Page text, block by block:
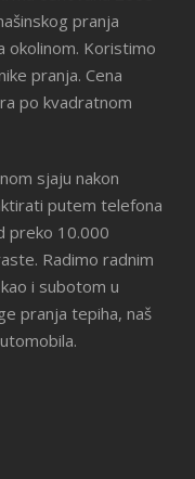
pranja
okolinom. Koristimo
pranja. Cena
po kvadratnom
sjaju nakon
putem telefona
preko 10.000
Radimo radnim
i subotom u
pranja tepiha, naš